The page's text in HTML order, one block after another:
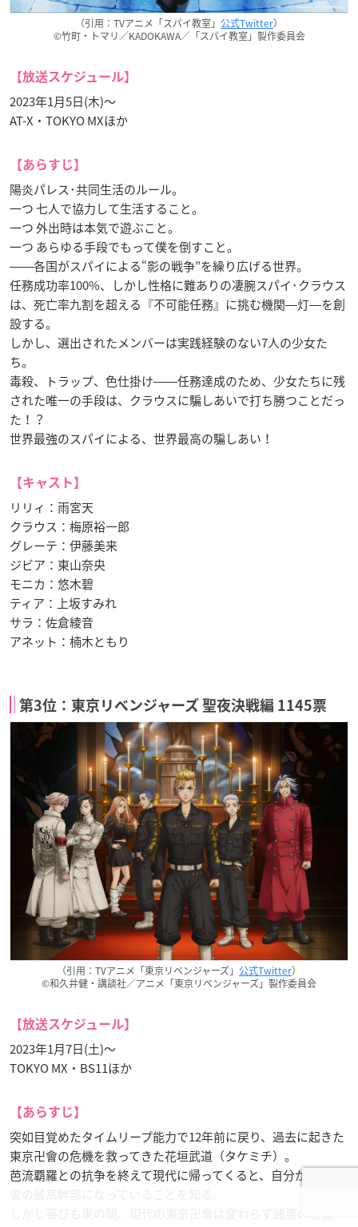
（引用：TVアニメ「スパイ教室」 公式Twitter）
©竹町・トマリ／KADOKAWA／「スパイ教室」製作委員会
【放送スケジュール】
2023年1月5日(木)〜
AT-X・TOKYO MXほか
【あらすじ】
陽炎パレス･共同生活のルール。
一つ 七人で協力して生活すること。
一つ 外出時は本気で遊ぶこと。
一つ あらゆる手段でもって僕を倒すこと。
――各国がスパイによる“影の戦争”を繰り広げる世界。
任務成功率100%、しかし性格に難ありの凄腕スパイ･クラウス
は、死亡率九割を超える『不可能任務』に挑む機関―灯―を創
設する。
しかし、選出されたメンバーは実践経験のない7人の少女た
ち。
毒殺、トラップ、色仕掛け――任務達成のため、少女たちに残
された唯一の手段は、クラウスに騙しあいで打ち勝つことだっ
た！？
世界最強のスパイによる、世界最高の騙しあい！
【キャスト】
リリィ：雨宮天
クラウス：梅原裕一郎
グレーテ：伊藤美来
ジビア：東山奈央
モニカ：悠木碧
ティア：上坂すみれ
サラ：佐倉綾音
アネット：楠木ともり
第3位：東京リベンジャーズ 聖夜決戦編 1145票
（引用：TVアニメ「東京リベンジャーズ」 公式Twitter）
©和久井健・講談社／アニメ「東京リベンジャーズ」製作委員会
【放送スケジュール】
2023年1月7日(土)〜
TOKYO MX・BS11ほか
【あらすじ】
突如目覚めたタイムリープ能力で12年前に戻り、過去に起きた
東京卍會の危機を救ってきた花垣武道（タケミチ）。
芭流覇羅との抗争を終えて現代に帰ってくると、自分が東京卍